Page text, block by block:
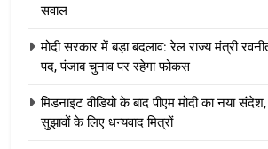
सवाल
मोदी सरकार में बड़ा बदलाव: रेल राज्य मंत्री
पद, पंजाब चुनाव पर रहेगा फोकस
मिडनाइट वीडियो के बाद पीएम मोदी का नया
सुझावों के लिए धन्यवाद मित्रों